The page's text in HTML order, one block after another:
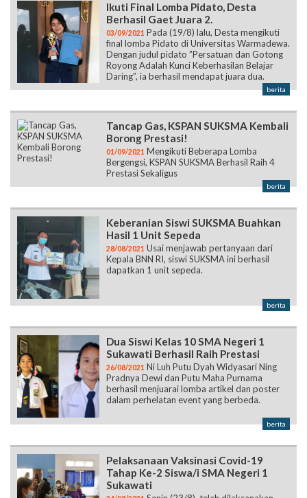
Ikuti Final Lomba Pidato, Desta
Berhasil Gaet Juara 2.
03/09/2021 Pada (19/8) lalu, Desta mengikuti
final lomba Pidato di Universitas Warmadewa.
Dengan judul pidato ”Persatuan dan Gotong
Royong Adalah Kunci Keberhasilan Belajar
Daring”, ia berhasil mendapat juara dua.
berita
Tancap Gas, KSPAN SUKSMA Kembali
Borong Prestasi!
01/09/2021 Mengikuti Beberapa Lomba
Bergengsi, KSPAN SUKSMA Berhasil Raih 4
Prestasi Sekaligus
berita
Keberanian Siswi SUKSMA Buahkan
Hasil 1 Unit Sepeda
28/08/2021 Usai menjawab pertanyaan dari
Kepala BNN RI, siswi SUKSMA ini berhasil
dapatkan 1 unit sepeda.
berita
Dua Siswi Kelas 10 SMA Negeri 1
Sukawati Berhasil Raih Prestasi
26/08/2021 Ni Luh Putu Dyah Widyasari Ning
Pradnya Dewi dan Putu Maha Purnama
berhasil menjuarai lomba artikel dan poster
dalam perhelatan event yang berbeda.
berita
Pelaksanaan Vaksinasi Covid-19
Tahap Ke-2 Siswa/i SMA Negeri 1
Sukawati